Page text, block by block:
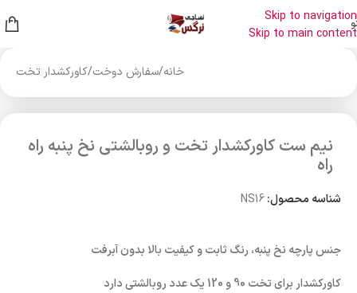
Skip to navigation
Skip to main content
خانه/سفارش دوخت/کاورکشدار تخت
نیم ست کاورکشدار تخت و روبالشتی نخ پنبه راه
راه
شناسه محصول:NS16
جنس پارچه نخ پنبه، رنگ ثابت و کیفیت بالا بدون آبرفت
کاورکشدار برای تخت 90 و 120 یک عدد روبالشتی دارد